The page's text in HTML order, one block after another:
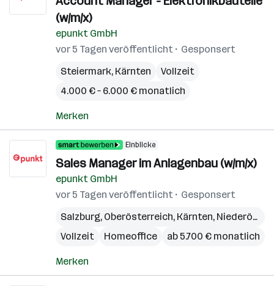
(w/m/x)
epunkt GmbH
vor 5 Tagen veröffentlicht
Gesponsert
Steiermark, Kärnten
Vollzeit
4.000 € – 6.000 € monatlich
Merken
Einblicke
Sales Manager im Anlagenbau (w/m/x)
epunkt GmbH
vor 5 Tagen veröffentlicht
Gesponsert
Salzburg, Oberösterreich, Kärnten, Niederösterreich
Vollzeit
Homeoffice ab 5.700 € monatlich
Merken